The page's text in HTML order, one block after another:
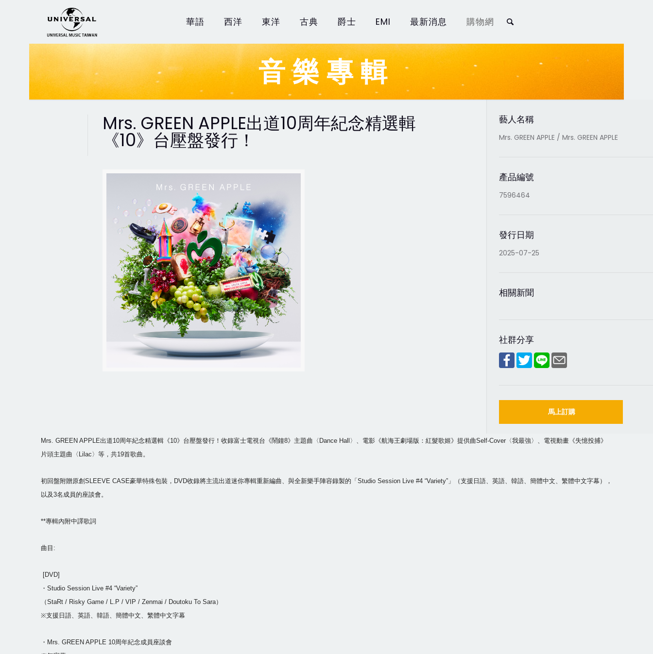
華語 西洋 東洋 古典 爵士 EMI 最新消息 購物網
音樂專輯
Mrs. GREEN APPLE出道10周年紀念精選輯
《10》台壓盤發行！
藝人名稱
Mrs. GREEN APPLE / Mrs. GREEN APPLE
產品編號
7596464
發行日期
2025-07-25
相關新聞
社群分享
馬上訂購
Mrs. GREEN APPLE出道10周年紀念精選輯《10》台壓盤發行！收錄富士電視台《鬧鐘8》主題曲〈Dance Hall〉、電影《航海王劇場版：紅髮歌姬》提供曲Self-Cover〈我最強〉、電視動畫《失憶投捕》
片頭主題曲〈Lilac〉等，共19首歌曲。
初回盤附贈原創SLEEVE CASE豪華特殊包裝，DVD收錄將主流出道迷你專輯重新編曲、與全新樂手陣容錄製的「Studio Session Live #4 “Variety”」（支援日語、英語、韓語、簡體中文、繁體中文字幕），
以及3名成員的座談會。
**專輯內附中譯歌詞
曲目:
[DVD]
・Studio Session Live #4 “Variety”
（StaRt / Risky Game / L.P / VIP / Zenmai / Doutoku To Sara）
※支援日語、英語、韓語、簡體中文、繁體中文字幕
・Mrs. GREEN APPLE 10周年紀念成員座談會